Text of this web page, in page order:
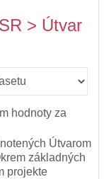
> Útvar
hodnoty za
Útvarom
základných
projekte